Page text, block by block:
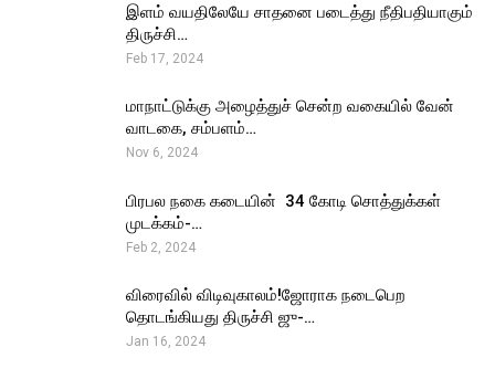
இளம் வயதிலேயே சாதனை படைத்து நீதிபதியாகும்
திருச்சி…
Feb 17, 2024
மாநாட்டுக்கு அழைத்துச் சென்ற வகையில் வேன்
வாடகை, சம்பளம்…
Nov 6, 2024
பிரபல நகை கடையின் ₹ 34 கோடி சொத்துக்கள்
முடக்கம்-…
Feb 2, 2024
விரைவில் விடிவுகாலம்!ஜோராக நடைபெற
தொடங்கியது திருச்சி ஜு-…
Jan 16, 2024